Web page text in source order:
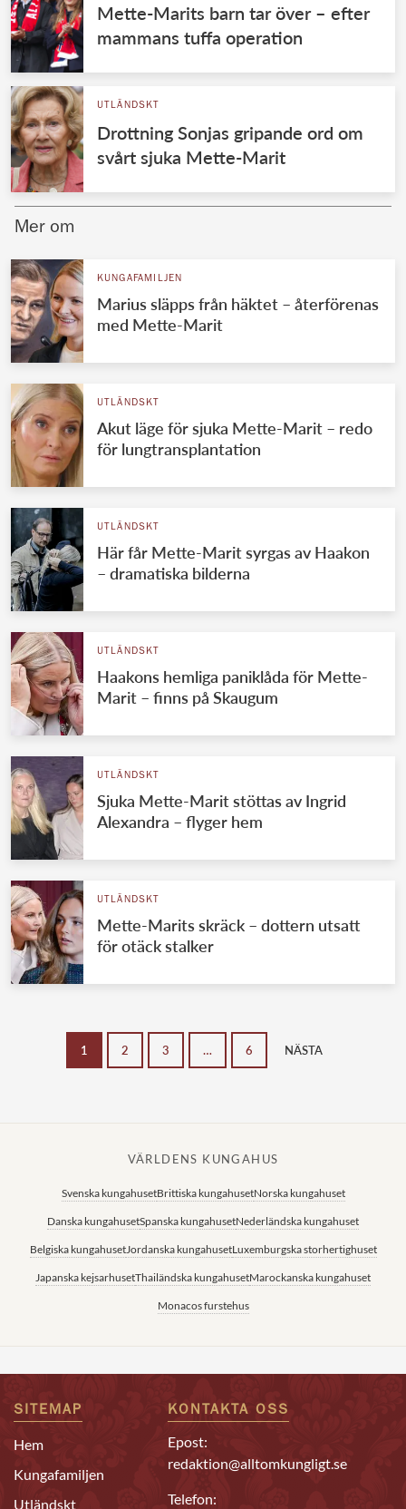
Mette-Marits barn tar över – efter
mammans tuffa operation
UTLÄNDSKT
Drottning Sonjas gripande ord om
svårt sjuka Mette-Marit
Mer om
KUNGAFAMILJEN
Marius släpps från häktet – återförenas
med Mette-Marit
UTLÄNDSKT
Akut läge för sjuka Mette-Marit – redo
för lungtransplantation
UTLÄNDSKT
Här får Mette-Marit syrgas av Haakon
– dramatiska bilderna
UTLÄNDSKT
Haakons hemliga paniklåda för Mette-
Marit – finns på Skaugum
UTLÄNDSKT
Sjuka Mette-Marit stöttas av Ingrid
Alexandra – flyger hem
UTLÄNDSKT
Mette-Marits skräck – dottern utsatt
för otäck stalker
1 2 3 … 6 NÄSTA
VÄRLDENS KUNGAHUS
Svenska kungahusetBrittiska kungahusetNorska kungahuset
Danska kungahusetSpanska kungahusetNederländska kungahuset
Belgiska kungahusetJordanska kungahusetLuxemburgska storhertighuset
Japanska kejsarhusetThailändska kungahusetMarockanska kungahuset
Monacos furstehus
SITEMAP
Hem
Kungafamiljen
Utländskt
KONTAKTA OSS
Epost:
redaktion@alltomkungligt.se
Telefon: